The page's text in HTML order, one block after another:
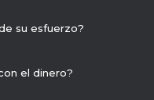
su esfuerzo?
el dinero?